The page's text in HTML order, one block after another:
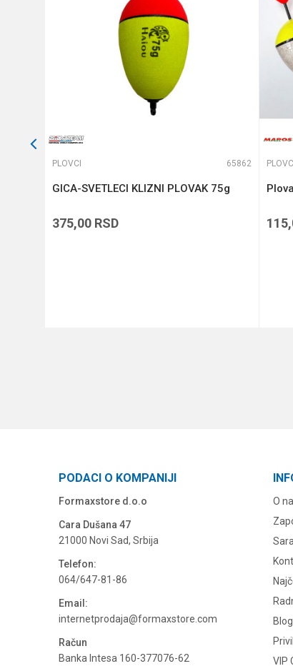
PLOVCI 65862
GICA-SVETLECI KLIZNI PLOVAK 75g
375,00 RSD
PLOVCI
PODACI O KOMPANIJI
Formaxstore d.o.o
Cara Dušana 47
21000 Novi Sad, Srbija
Telefon:
064/647-81-86
Email:
internetprodaja@formaxstore.com
Račun
Banka Intesa 160-377076-62
O
Blog
VIP